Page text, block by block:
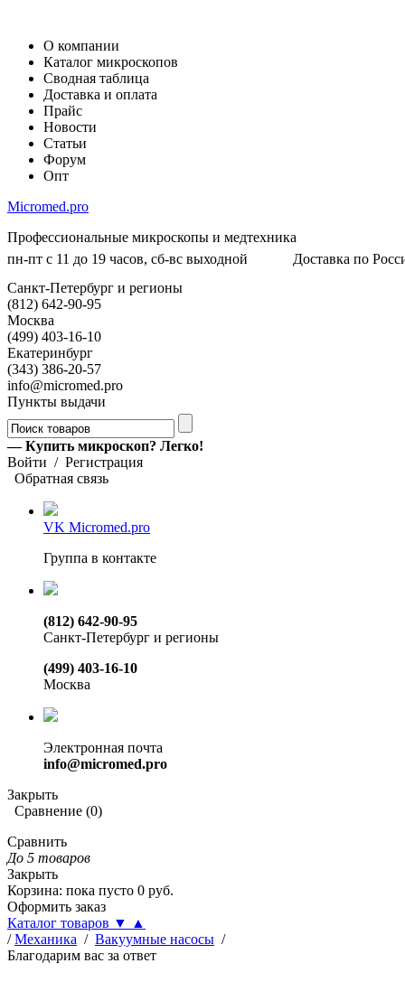
О компании
Каталог микроскопов
Сводная таблица
Доставка и оплата
Прайс
Новости
Статьи
Форум
Опт
Micromed.pro
Профессиональные микроскопы и медтехника
пн-пт с 11 до 19 часов, сб-вс выходной
Доставка по
Санкт-Петербург и регионы
(812) 642-90-95
Москва
(499) 403-16-10
Екатеринбург
(343) 386-20-57
info@micromed.pro
Пункты выдачи
— Купить микроскоп? Легко!
Войти / Регистрация
Обратная связь
VK Micromed.pro
Группа в контакте
(812) 642-90-95
Санкт-Петербург и регионы
(499) 403-16-10
Москва
Электронная почта
info@micromed.pro
Закрыть
Сравнение (0)
Сравнить
До 5 товаров
Закрыть
Корзина: пока пусто 0 руб.
Оформить заказ
Каталог товаров ▼
▲
/ Механика / Вакуумные насосы /
Благодарим вас за ответ